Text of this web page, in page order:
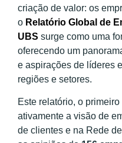
criação de valor: os
o Relatório Global de
UBS surge como uma
oferecendo um
e aspirações de líderes
regiões e setores.
Este relatório, o
ativamente a visão de
de clientes e na Rede